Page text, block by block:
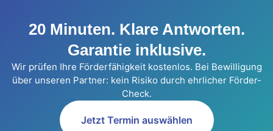
20 Minuten. Klare Antworten.
Garantie inklusive.
Wir prüfen Ihre Förderfähigkeit kostenlos. Bei Bewilligung
über unseren Partner: kein Risiko durch ehrlicher Förder-
Check.
Jetzt Termin auswählen